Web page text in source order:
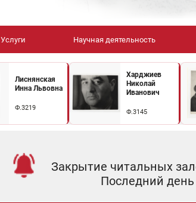
Услуги Научная деятельность
Лиснянская
Инна Львовна
Ф.3219
Харджиев
Николай
Иванович
Ф.3145
Закрытие читальных
Последний